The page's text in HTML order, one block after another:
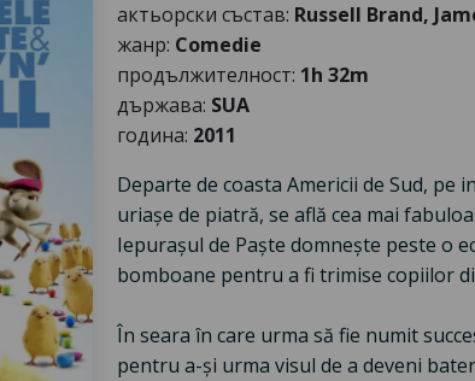
актьорски състав: Russell Brand,
жанр: Comedie
продължителност: 1h 32m
държава: SUA
година: 2011
Departe de coasta Americii de Sud, pe
uriașe de piatră, se află cea mai
Iepurașul de Paște domnește peste o
bomboane pentru a fi trimise copiilor
În seara în care urma să fie numit
pentru a-și urma visul de a deveni